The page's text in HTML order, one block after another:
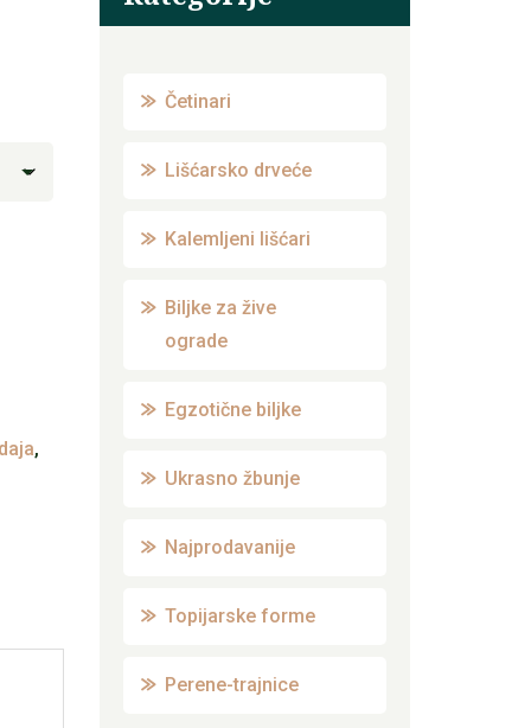
,
Četinari
Lišćarsko drveće
Kalemljeni lišćari
Biljke za žive
ograde
Egzotične biljke
Ukrasno žbunje
Najprodavanije
Topijarske forme
Perene-trajnice